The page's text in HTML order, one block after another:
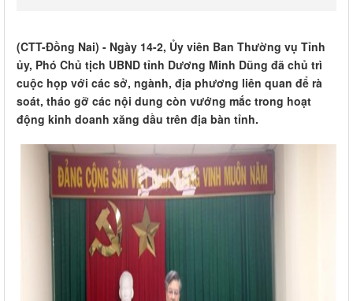
(CTT-Đồng Nai) - Ngày 14-2, Ủy viên Ban Thường vụ Tỉnh
ủy, Phó Chủ tịch UBND tỉnh Dương Minh Dũng đã chủ trì
cuộc họp với các sở, ngành, địa phương liên quan để rà
soát, tháo gỡ các nội dung còn vướng mắc trong hoạt
động kinh doanh xăng dầu trên địa bàn tỉnh.